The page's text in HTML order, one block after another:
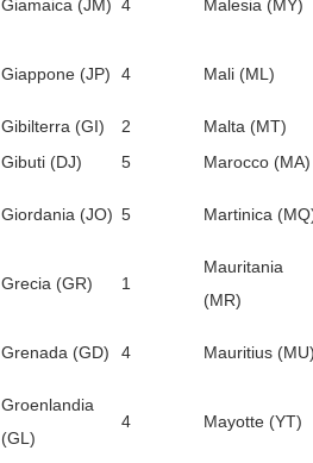
Giamaica (JM) 4 Malesia (MY)
Giappone (JP) 4 Mali (ML)
Gibilterra (GI) 2
Malta (MT)
Gibuti (DJ) 5 Marocco (MA)
Giordania (JO) 5 Martinica
Grecia (GR) 1
Mauritania
(MR)
Grenada (GD) 4 Mauritius
Groenlandia
(GL)
4 Mayotte (YT)